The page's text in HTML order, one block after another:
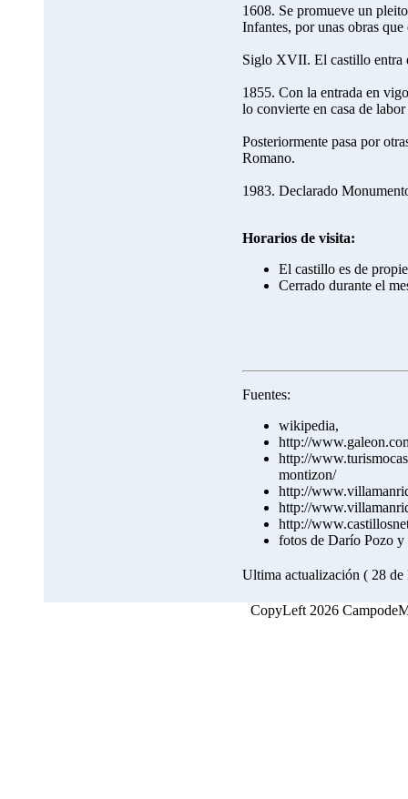
1608. Se promueve un
Infantes, por unas obras que
Siglo XVII. El castillo entra
1855. Con la entrada en
lo convierte en casa de
Posteriormente pasa por
Romano.
1983. Declarado
Horarios de visita:
El castillo es de
Cerrado durante el
Fuentes:
wikipedia,
http://
http://
montizon/
http://
http://
http://
fotos de Darío Pozo y
Ultima actualización ( 28 de
CopyLeft 2026